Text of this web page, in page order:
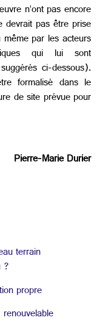
n’ont pas encore
devrait pas être prise
par les acteurs
qui lui sont
ci-dessous).
formalisé dans le
de site prévue pour
Pierre-Marie Durier
terrain
?
propre